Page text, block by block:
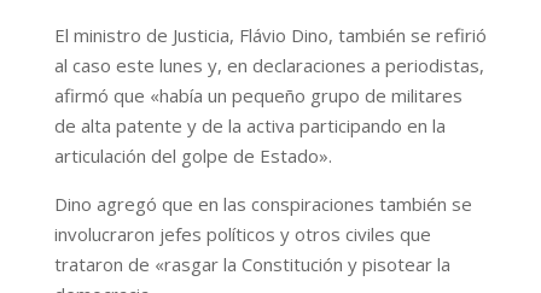
El ministro de Justicia, Flávio Dino, también se refirió
al caso este lunes y, en declaraciones a periodistas,
afirmó que «había un pequeño grupo de militares
de alta patente y de la activa participando en la
articulación del golpe de Estado».
Dino agregó que en las conspiraciones también se
involucraron jefes políticos y otros civiles que
trataron de «rasgar la Constitución y pisotear la